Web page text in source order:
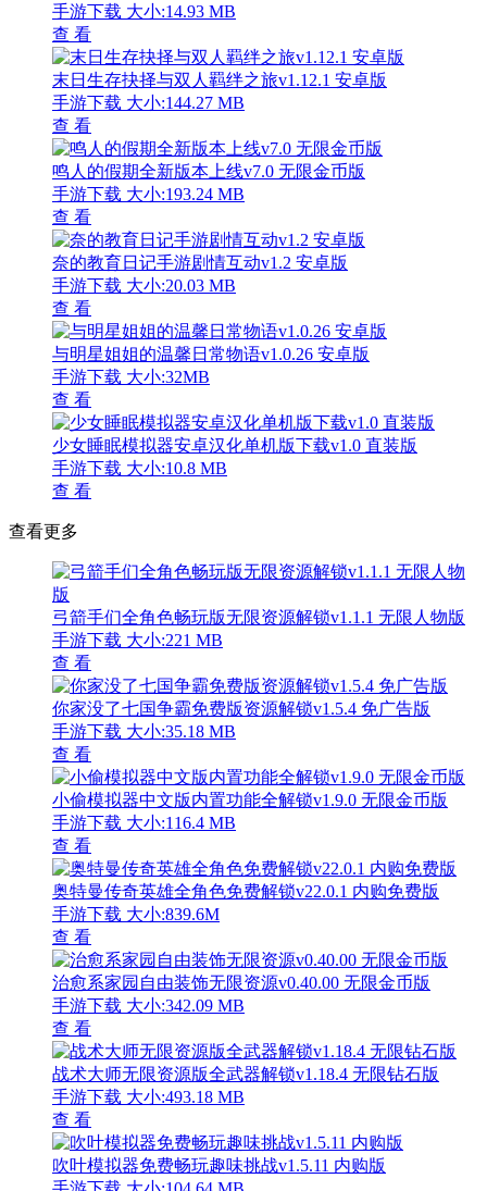
手游下载 大小:14.93 MB
查 看
末日生存抉择与双人羁绊之旅v1.12.1 安卓版
手游下载 大小:144.27 MB
查 看
鸣人的假期全新版本上线v7.0 无限金币版
手游下载 大小:193.24 MB
查 看
奈的教育日记手游剧情互动v1.2 安卓版
手游下载 大小:20.03 MB
查 看
与明星姐姐的温馨日常物语v1.0.26 安卓版
手游下载 大小:32MB
查 看
少女睡眠模拟器安卓汉化单机版下载v1.0 直装版
手游下载 大小:10.8 MB
查 看
查看更多
弓箭手们全角色畅玩版无限资源解锁v1.1.1 无限人物版
手游下载 大小:221 MB
查 看
你家没了七国争霸免费版资源解锁v1.5.4 免广告版
手游下载 大小:35.18 MB
查 看
小偷模拟器中文版内置功能全解锁v1.9.0 无限金币版
手游下载 大小:116.4 MB
查 看
奥特曼传奇英雄全角色免费解锁v22.0.1 内购免费版
手游下载 大小:839.6M
查 看
治愈系家园自由装饰无限资源v0.40.00 无限金币版
手游下载 大小:342.09 MB
查 看
战术大师无限资源版全武器解锁v1.18.4 无限钻石版
手游下载 大小:493.18 MB
查 看
吹叶模拟器免费畅玩趣味挑战v1.5.11 内购版